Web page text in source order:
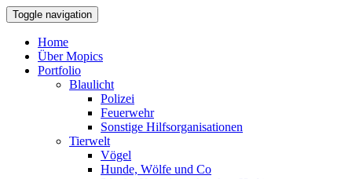
Toggle navigation
Home
Über Mopics
Portfolio
Blaulicht
Polizei
Feuerwehr
Sonstige Hilfsorganisationen
Tierwelt
Vögel
Hunde, Wölfe und Co